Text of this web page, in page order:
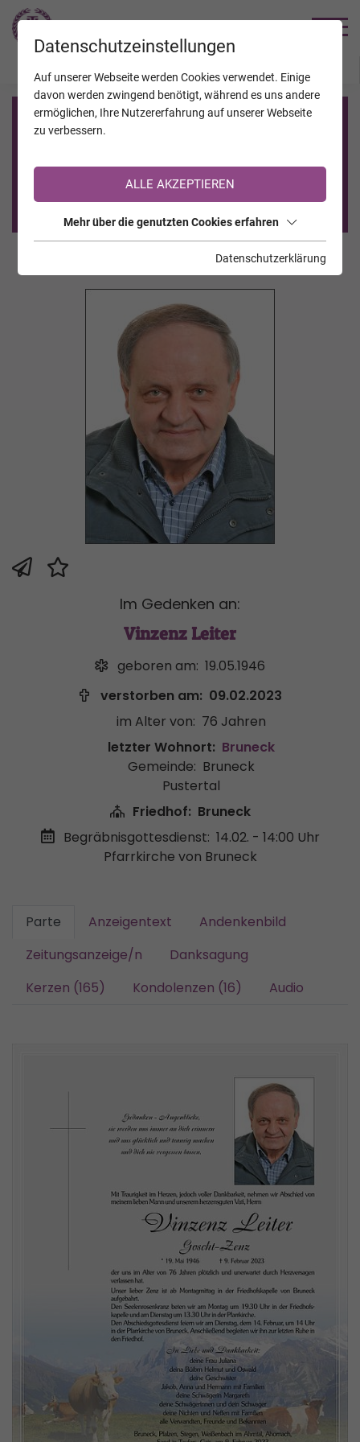
Registrierung auf TrauerHilfe.it
Sie sind noch nicht auf TrauerHilfe.it registriert?
>> zur kostenlosen Registrierung <<
Im Gedenken an:
Vinzenz Leiter
geboren am: 19.05.1946
verstorben am: 09.02.2023
im Alter von: 76 Jahren
letzter Wohnort: Bruneck
Gemeinde: Bruneck
Pustertal
Friedhof: Bruneck
Begräbnisgottesdienst: 14.02. - 14:00 Uhr
Pfarrkirche von Bruneck
Parte Anzeigentext
Andenkenbild
Zeitungsanzeige/n
Danksagung
Kerzen (165)
Kondolenzen (16) Audio
Datenschutzeinstellungen
Auf unserer Webseite werden Cookies verwendet. Einige
davon werden zwingend benötigt, während es uns andere
ermöglichen, Ihre Nutzererfahrung auf unserer Webseite
zu verbessern.
ALLE AKZEPTIEREN
Mehr über die genutzten Cookies erfahren
Datenschutzerklärung
JAHRESTAGE KALENDER VERSTORBENE